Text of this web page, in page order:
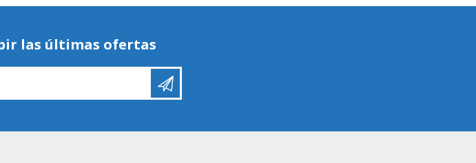
las últimas ofertas